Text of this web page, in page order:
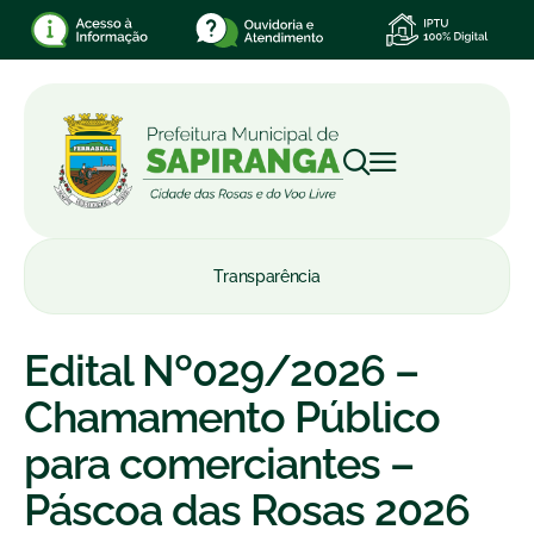
Transparência
Edital Nº029/2026 –
Chamamento Público
para comerciantes –
Páscoa das Rosas 2026